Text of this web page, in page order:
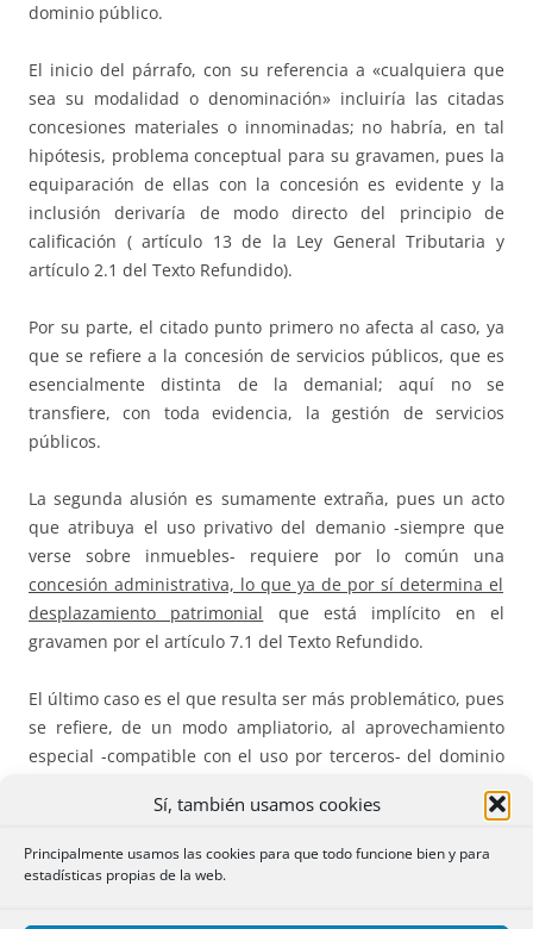
Sí, también usamos cookies
Principalmente usamos las cookies para que todo funcione bien y para
estadísticas propias de la web.
dominio público.
El inicio del párrafo, con su referencia a «cualquiera que
sea su modalidad o denominación» incluiría las citadas
concesiones materiales o innominadas; no habría, en tal
hipótesis, problema conceptual para su gravamen, pues la
equiparación de ellas con la concesión es evidente y la
inclusión derivaría de modo directo del principio de
calificación ( artículo 13 de la Ley General Tributaria y
artículo 2.1 del Texto Refundido).
Por su parte, el citado punto primero no afecta al caso, ya
que se refiere a la concesión de servicios públicos, que es
esencialmente distinta de la demanial; aquí no se
transfiere, con toda evidencia, la gestión de servicios
públicos.
La segunda alusión es sumamente extraña, pues un acto
que atribuya el uso privativo del demanio -siempre que
verse sobre inmuebles- requiere por lo común una
concesión administrativa, lo que ya de por sí determina el
desplazamiento patrimonial que está implícito en el
gravamen por el artículo 7.1 del Texto Refundido.
El último caso es el que resulta ser más problemático, pues
se refiere, de un modo ampliatorio, al aprovechamiento
especial -compatible con el uso por terceros- del dominio
desplazamiento patrimonial en favor de particulares»; de
de partida, a su puro tenor gramatical, resulta con claridad